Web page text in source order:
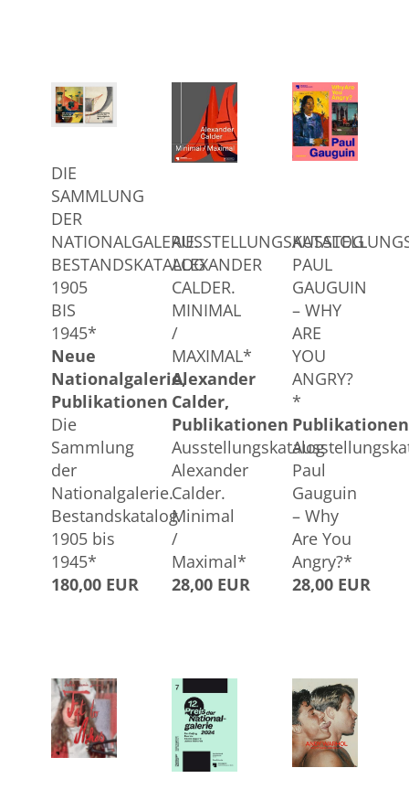
DIE
SAMMLUNG
DER
NATIONALGALERIE.
BESTANDSKATALOG
1905
BIS
1945*
Neue
Nationalgalerie
Publikationen
Die
Sammlung
der
Nationalgalerie.
Bestandskatalog
1905 bis
1945*
180,00 EUR
AUSSTELLUNGSKATALOG
ALEXANDER
CALDER.
MINIMAL
/
MAXIMAL*
Alexander
Calder
Publikationen
Ausstellungskatalog
Alexander
Calder.
Minimal
/
Maximal*
28,00 EUR
PAUL
GAUGUIN
– WHY
ARE
YOU
ANGRY?
*
Publikationen
Paul
Gauguin
– Why
Are You
Angry?*
28,00 EUR